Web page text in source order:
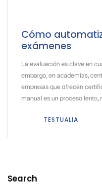
Cómo
exámenes
La evaluación es clave en
embargo, en academias,
empresas que ofrecen
manual es un proceso lento,
TESTUALIA
Search